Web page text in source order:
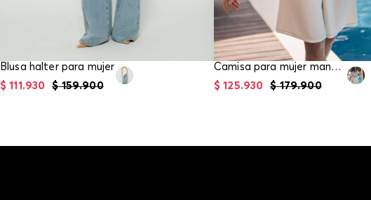
Blusa halter para mujer
$ 159.900
$ 111 .930
Camisa para mujer manga corta
$ 179.900
$ 125.930